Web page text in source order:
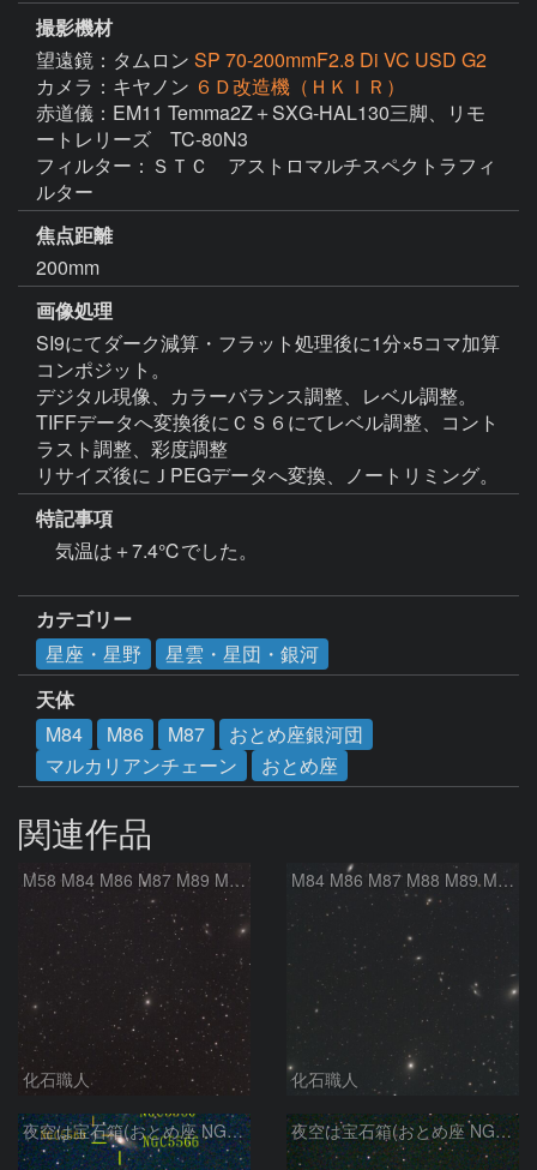
撮影機材
望遠鏡：タムロン SP 70-200mmF2.8 Di VC USD G2
カメラ：キヤノン ６Ｄ改造機（ＨＫＩＲ）
赤道儀：EM11 Temma2Z＋SXG-HAL130三脚、リモ
ートレリーズ　TC-80N3
フィルター：ＳＴＣ　アストロマルチスペクトラフィ
ルター
焦点距離
200mm
画像処理
SI9にてダーク減算・フラット処理後に1分×5コマ加算
コンポジット。
デジタル現像、カラーバランス調整、レベル調整。
TIFFデータへ変換後にＣＳ６にてレベル調整、コント
ラスト調整、彩度調整
リサイズ後にＪPEGデータへ変換、ノートリミング。
特記事項
気温は＋7.4℃でした。
カテゴリー
星座・星野
星雲・星団・銀河
天体
M84
M86 M87
おとめ座銀河団
マルカリアンチェーン
おとめ座
関連作品
M58 M84 M86 M87 M89 M90 マルカリアンの銀河鎖 おとめ座 かみのけ座
化石職人
M84 M86 M87 M88 M89 M90 M91 マルカリアンの銀河鎖 おとめ座 かみのけ座
化石職人
夜空は宝石箱(おとめ座 NGC5566) Seestar50 夜空は宝石箱(おとめ座 NGC5746) Seestar50